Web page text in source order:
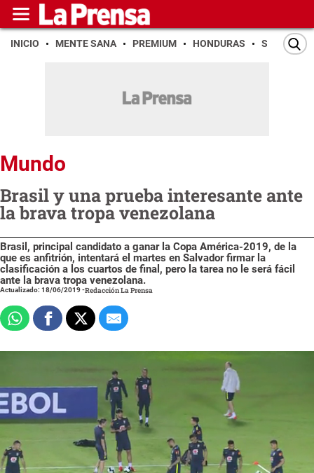
INICIO MENTE SANA PREMIUM HONDURAS SAN PEDRO
Mundo
Brasil y una prueba interesante ante
la brava tropa venezolana
Brasil, principal candidato a ganar la Copa América-2019, de la
que es anfitrión, intentará el martes en Salvador firmar la
clasificación a los cuartos de final, pero la tarea no le será fácil
ante la brava tropa venezolana.
Actualizado: 18/06/2019-Redacción La Prensa